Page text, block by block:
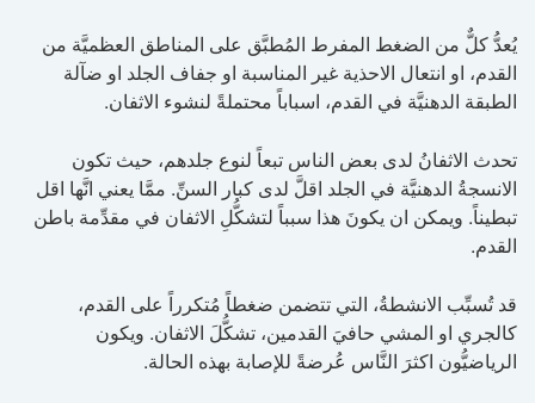
يُعدُّ كلٌّ من الضغط المفرط المُطبَّق على المناطق العظميَّة من
القدم، او انتعال الاحذية غير المناسبة او جفاف الجلد او ضآلة
الطبقة الدهنيَّة في القدم، اسباباً محتملةً لنشوء الاثفان.
تحدث الاثفانُ لدى بعض الناس تبعاً لنوع جلدهم، حيث تكون
الانسجةُ الدهنيَّة في الجلد اقلَّ لدى كبار السنِّ. ممَّا يعني انَّها اقل
تبطيناً. ويمكن ان يكونَ هذا سبباً لتشكُّلِ الاثفان في مقدِّمة باطن
القدم.
قد تُسبِّب الانشطةُ، التي تتضمن ضغطاً مُتكرراً على القدم،
كالجري او المشي حافيَ القدمين، تشكُّلَ الاثفان. ويكون
الرياضيُّون اكثرَ النَّاس عُرضةً للإصابة بهذه الحالة.